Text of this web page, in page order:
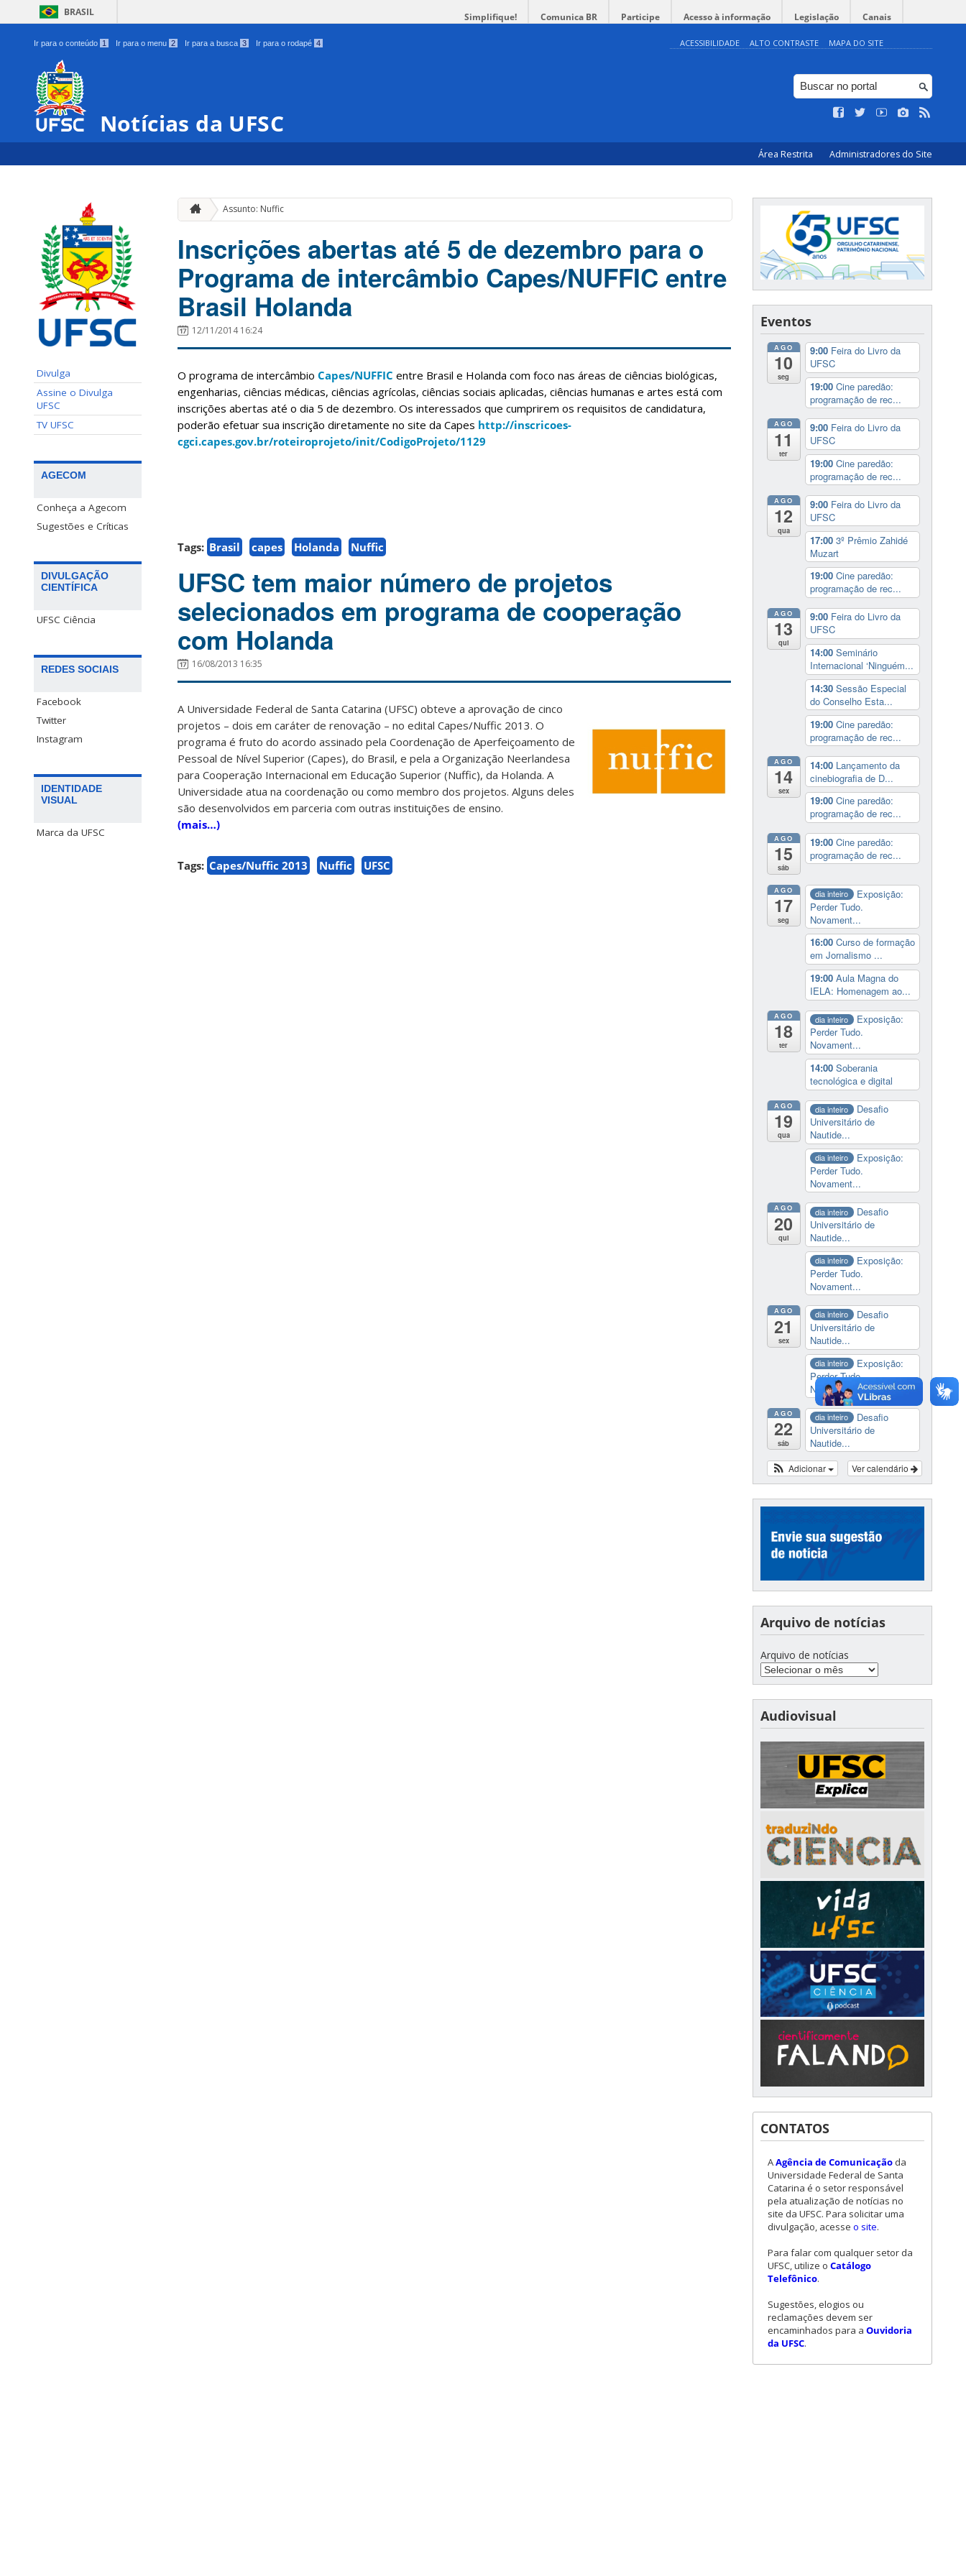
BRASIL Simplifique! Comunica BR Participe Acesso à informação Legislação Canais
Ir para o conteúdo 1 Ir para o menu 2 Ir para a busca 3 Ir para o rodapé 4 ACESSIBILIDADE ALTO CONTRASTE MAPA DO SITE
Notícias da UFSC
Área Restrita Administradores do Site
Divulga
Assine o Divulga
UFSC
TV UFSC
AGECOM
Conheça a Agecom
Sugestões e Críticas
DIVULGAÇÃO
CIENTÍFICA
UFSC Ciência
REDES SOCIAIS
Facebook
Twitter
Instagram
IDENTIDADE
VISUAL
Marca da UFSC
Assunto: Nuffic
Inscrições abertas até 5 de dezembro para o
Programa de intercâmbio Capes/NUFFIC entre
Brasil Holanda
12/11/2014 16:24
O programa de intercâmbio Capes/NUFFIC entre Brasil e Holanda com foco nas áreas de ciências biológicas,
engenharias, ciências médicas, ciências agrícolas, ciências sociais aplicadas, ciências humanas e artes está com
inscrições abertas até o dia 5 de dezembro. Os interessados que cumprirem os requisitos de candidatura,
poderão efetuar sua inscrição diretamente no site da Capes http://inscricoes-
cgci.capes.gov.br/roteiroprojeto/init/CodigoProjeto/1129
Tags: Brasil capes Holanda Nuffic
UFSC tem maior número de projetos
selecionados em programa de cooperação
com Holanda
16/08/2013 16:35
A Universidade Federal de Santa Catarina (UFSC) obteve a aprovação de cinco
projetos – dois em caráter de renovação – no edital Capes/Nuffic 2013. O
programa é fruto do acordo assinado pela Coordenação de Aperfeiçoamento de
Pessoal de Nível Superior (Capes), do Brasil, e pela a Organização Neerlandesa
para Cooperação Internacional em Educação Superior (Nuffic), da Holanda. A
Universidade atua na coordenação ou como membro dos projetos. Alguns deles
são desenvolvidos em parceria com outras instituições de ensino.
(mais…)
Tags: Capes/Nuffic 2013 Nuffic UFSC
Eventos
AGO
10
seg
9:00 Feira do Livro da
UFSC
19:00 Cine paredão:
programação de rec...
AGO
11
ter
9:00 Feira do Livro da
UFSC
19:00 Cine paredão:
programação de rec...
AGO
12
qua
9:00 Feira do Livro da
UFSC
17:00 3º Prêmio Zahidé
Muzart
19:00 Cine paredão:
programação de rec...
AGO
13
qui
9:00 Feira do Livro da
UFSC
14:00 Seminário
Internacional ‘Ninguém...
14:30 Sessão Especial
do Conselho Esta...
19:00 Cine paredão:
programação de rec...
AGO
14
sex
14:00 Lançamento da
cinebiografia de D...
19:00 Cine paredão:
programação de rec...
AGO
15
sáb
19:00 Cine paredão:
programação de rec...
AGO
17
seg
dia inteiro
Exposição:
Perder Tudo.
Novament...
16:00 Curso de formação
em Jornalismo ...
19:00 Aula Magna do
IELA: Homenagem ao...
AGO
18
ter
dia inteiro
Exposição:
Perder Tudo.
Novament...
14:00 Soberania
tecnológica e digital
AGO
19
qua
dia inteiro
Desafio
Universitário de
Nautide...
dia inteiro
Exposição:
Perder Tudo.
Novament...
AGO
20
qui
dia inteiro
Desafio
Universitário de
Nautide...
dia inteiro
Exposição:
Perder Tudo.
Novament...
AGO
21
sex
dia inteiro
Desafio
Universitário de
Nautide...
dia inteiro
Exposição:
Perder Tudo.
Novament...
AGO
22
sáb
dia inteiro
Desafio
Universitário de
Nautide...
Ver calendário
Adicionar
Arquivo de notícias
Arquivo de notícias
Audiovisual
CONTATOS
AAgência de Comunicação da
Universidade Federal de Santa
Catarina é o setor responsável
pela atualização de notícias no
site da UFSC. Para solicitar uma
divulgação, acesse o site.
Para falar com qualquer setor da
UFSC, utilize o Catálogo
Telefônico.
Sugestões, elogios ou
reclamações devem ser
encaminhados para a Ouvidoria
da UFSC.